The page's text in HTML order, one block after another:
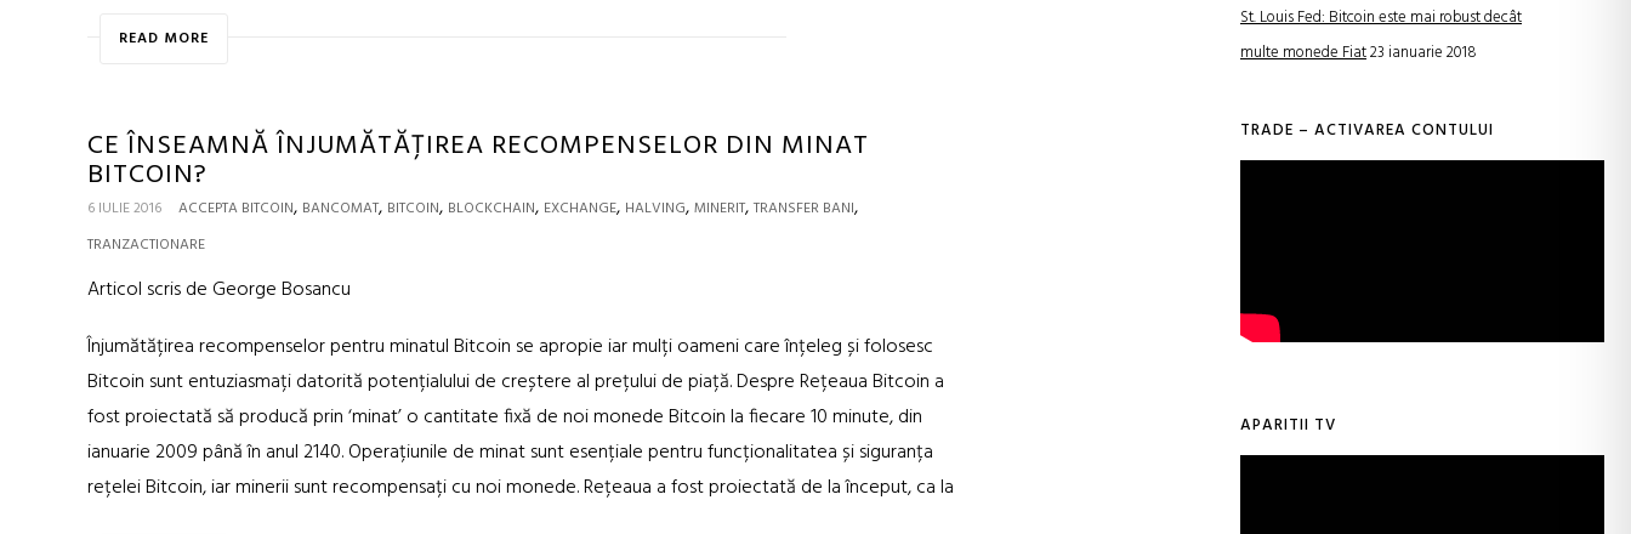
READ MORE
CE ÎNSEAMNĂ ÎNJUMĂTĂȚIREA RECOMPENSELOR DIN MINAT
BITCOIN?
6 IULIE 2016 ACCEPTA BITCOIN, BANCOMAT, BITCOIN, BLOCKCHAIN, EXCHANGE, HALVING, MINERIT, TRANSFER BANI,
TRANZACTIONARE
Articol scris de George Bosancu
Înjumătățirea recompenselor pentru minatul Bitcoin se apropie iar mulți oameni care înțeleg și folosesc
Bitcoin sunt entuziasmați datorită potențialului de creștere al prețului de piață. Despre Rețeaua Bitcoin a
fost proiectată să producă prin ‘minat’ o cantitate fixă de noi monede Bitcoin la fiecare 10 minute, din
ianuarie 2009 până în anul 2140. Operațiunile de minat sunt esențiale pentru funcționalitatea și siguranța
rețelei Bitcoin, iar minerii sunt recompensați cu noi monede. Rețeaua a fost proiectată de la început, ca la
St. Louis Fed: Bitcoin este mai robust decât
multe monede Fiat23 ianuarie 2018
TRADE – ACTIVAREA CONTULUI
APARITII TV